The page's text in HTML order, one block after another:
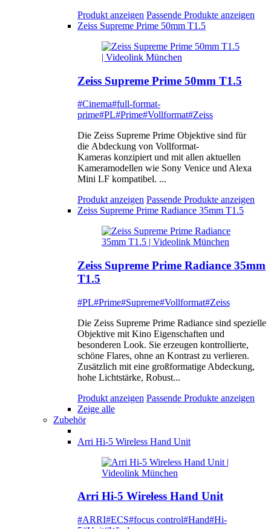
Produkt anzeigen Passende Produkte anzeigen
Zeiss Supreme Prime 50mm T1.5
Zeiss Supreme Prime 50mm T1.5
#Cinema#full-format-
prime#PL#Prime#Vollformat#Zeiss
Die Zeiss Supreme Prime Objektive sind für
die Abdeckung von Vollformat-
Kameras konzipiert und mit allen aktuellen
Kameramodellen wie Sony Venice und Alexa
Mini LF kompatibel. ...
Produkt anzeigen Passende Produkte anzeigen
Zeiss Supreme Prime Radiance 35mm T1.5
Zeiss Supreme Prime Radiance 35mm
T1.5
#PL#Prime#Supreme#Vollformat#Zeiss
Die Zeiss Supreme Prime Radiance sind spezielle
Objektive mit Kino Eigenschaften und
besonderen Look. Sie erzeugen kontrollierte,
schöne Flares, ohne an Kontrast zu verlieren.
Zusätzlich mit eine großformatige Abdeckung,
hohe Lichtstärke, Robust...
Produkt anzeigen Passende Produkte anzeigen
Zeige alle
Zubehör
Arri Hi-5 Wireless Hand Unit
Arri Hi-5 Wireless Hand Unit
#ARRI#ECS#focus control#Hand#Hi-